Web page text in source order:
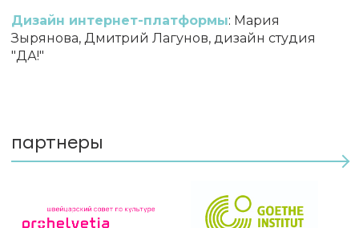
Дизайн интернет-платформы: Мария
Зырянова, Дмитрий Лагунов, дизайн студия
"ДА!"
партнеры